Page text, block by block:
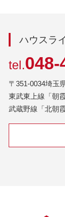
ハウスラ
tel.048-
〒351-0034埼玉
東武東上線「朝
武蔵野線「北朝